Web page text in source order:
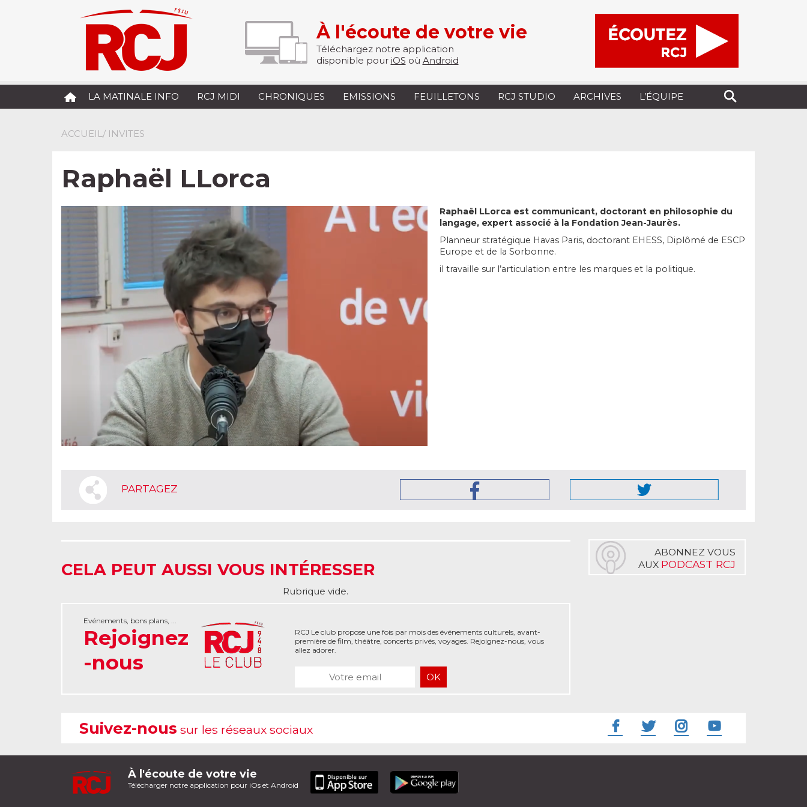
À l'écoute de votre vie
Téléchargez notre application
disponible pour iOS où Android
LA MATINALE INFO RCJ MIDI CHRONIQUES EMISSIONS FEUILLETONS RCJ STUDIO ARCHIVES L’ÉQUIPE
ACCUEIL/ INVITES
Raphaël LLorca
Raphaël LLorca est communicant, doctorant en philosophie du
langage, expert associé à la Fondation Jean-Jaurès.
Planneur stratégique Havas Paris, doctorant EHESS, Diplômé de ESCP
Europe et de la Sorbonne.
il travaille sur l’articulation entre les marques et la politique.
PARTAGEZ
CELA PEUT AUSSI VOUS INTÉRESSER
Rubrique vide.
Evénements, bons plans, ...
Rejoignez
-nous
RCJ Le club propose une fois par mois des événements culturels, avant-
première de film, théâtre, concerts privés, voyages. Rejoignez-nous, vous
allez adorer.
ABONNEZ VOUS
AUX PODCAST RCJ
Suivez-nous sur les réseaux sociaux
À l'écoute de votre vie
Télécharger notre application pour iOs et Android